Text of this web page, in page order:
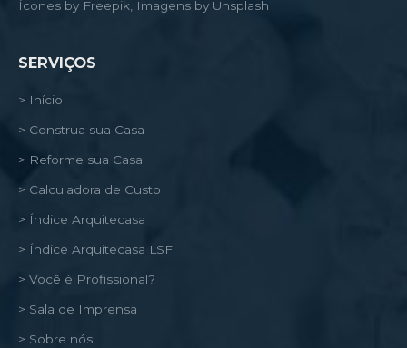
Ícones by Freepik, Imagens by Unsplash
SERVIÇOS
> Início
> Construa sua Casa
> Reforme sua Casa
> Calculadora de Custo
> Índice Arquitecasa
> Índice Arquitecasa LSF
> Você é Profissional?
> Sala de Imprensa
> Sobre nós